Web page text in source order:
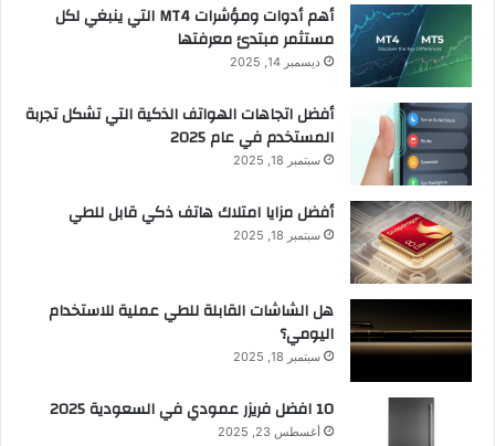
أهم أدوات ومؤشرات MT4 التي ينبغي لكل
مستثمر مبتدئ معرفتها
ديسمبر 14, 2025
أفضل اتجاهات الهواتف الذكية التي تشكل تجربة
المستخدم في عام 2025
سبتمبر 18, 2025
أفضل مزايا امتلاك هاتف ذكي قابل للطي
سبتمبر 18, 2025
هل الشاشات القابلة للطي عملية للاستخدام
اليومي؟
سبتمبر 18, 2025
10 افضل فريزر عمودي​ في السعودية​ 2025
أغسطس 23, 2025